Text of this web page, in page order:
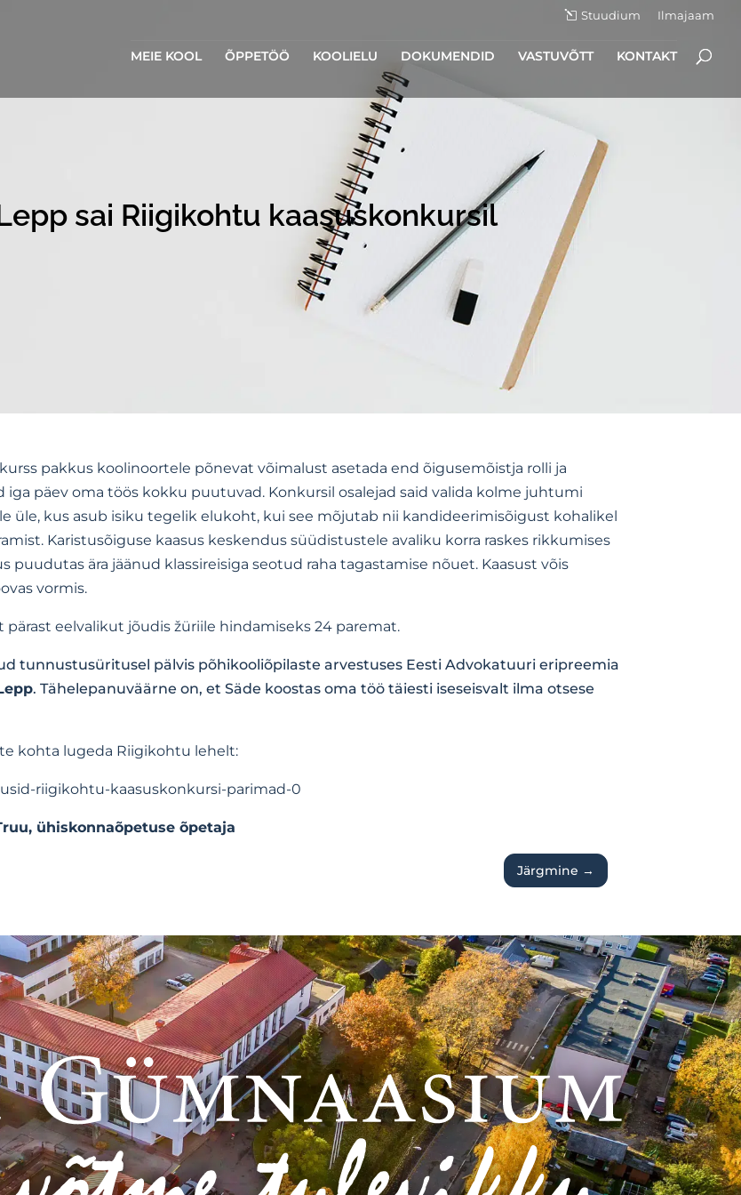
Stuudium Ilmajaam
MEIE KOOL ÕPPETÖÖ KOOLIELU DOKUMENDID VASTUVÕTT KONTAKT
sai Riigikohtu kaasuskonkursil
pakkus koolinoortele põnevat võimalust asetada end õigusemõistja rolli ja
päev oma töös kokku puutuvad. Konkursil osalejad said valida kolme juhtumi
üle, kus asub isiku tegelik elukoht, kui see mõjutab nii kandideerimisõigust kohalikel
Karistusõiguse kaasus keskendus süüdistustele avaliku korra raskes rikkumises
puudutas ära jäänud klassireisiga seotud raha tagastamise nõuet. Kaasust võis
vormis.
eelvalikut jõudis žüriile hindamiseks 24 paremat.
tunnustusüritusel pälvis põhikooliõpilaste arvestuses Eesti Advokatuuri eripreemia
. Tähelepanuväärne on, et Säde koostas oma töö täiesti iseseisvalt ilma otsese
kohta lugeda Riigikohtu lehelt:
riigikohtu-kaasuskonkursi-parimad-0
ühiskonnaõpetuse õpetaja
Järgmine →